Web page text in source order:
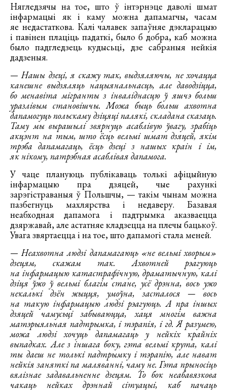
Нягледзячы на тое, што ў інтэрнэце даволі шмат
інфармацыі як і каму можна дапамагчы, часам
яе недастаткова. Калі чалавек запаўняе дэкларацыю
і павінен плаціць падаткі, было б добра, каб можна
было падгледзець кудысьці, дзе сабраныя нейкія
дадзеныя.
— Нашы дзеці, я скажу так, выдзяляючы, не хочацца
канешне выдзяляць нацыянальнасць, але даводзіцца,
бо менавіта мігранты з інваліднасцю ў яшчэ больш
уразлівым становішчы. Можа быць больш ахвотна
дапамогуць польскаму дзіцяці палякі, складана сказаць.
Таму мы вырашылі звярнуць асаблівую ўвагу, зрабіць
акцэнт на тым, што ёсць вельмі шмат дзяцей, якім
трэба дапамагаць, ёсць дзеці з нашых краін і ім,
як нікому, патрэбная асаблівая дапамога.
У чаце плануюць публікаваць толькі афіцыйную
інфармацыю пра дзяцей, чые рахункі
зарэгістраваныя ў Польшчы, — такім чынам можна
пазбегнуць махлярства і недаверу. Базавая
неабходная дапамога і падтрымка аказваецца
дзяржавай, але астатняе кладзецца на плечы бацькоў.
Увага звяртаецца і на тое, што дапамогі стала меней.
— Неахвотна людзі дапамагаюць «не вельмі хворым»
дзецям, скажам так. Ахвотней рэагуюць
на інфармацыю катастрафічную, драматычную, калі
дзіця ўжо ў вельмі благім стане, усё дрэнна, вось ужо
некалькі дзён жыцця, умоўна, засталося — вось
на такую інфармацыю людзі рэагуюць. А пра іншых
дзяцей чамусьці забываюцца, хаця многім важна
матэрыяльная падтрымка, і тэрапія, і гд. Я разумею,
можа людзі хочуць дапамагаць у нейкіх крайніх
выпадках. Але з іншага боку, гэта вельмі крута, калі
ты даеш не толькі падтрымку і тэрапію, але нават
нейкія заняткі па маляванні, чаму не. Гэта прыносіць
вялізнае задавальненне дзецям. То бок неабавязкова
чакаць нейках дрэннай сітуацыі, каб пачаць